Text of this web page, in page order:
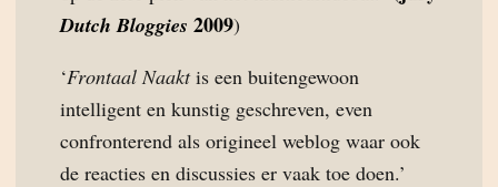
Dutch Bloggies 2009)
‘Frontaal Naaktis een buitengewoon
intelligent en kunstig geschreven, even
confronterend als origineel weblog waar ook
de reacties en discussies er vaak toe doen.’